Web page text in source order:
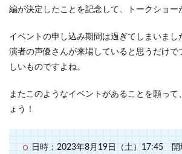
編が決定したことを記念して、トークショー
イベントの申し込み期間は過ぎてしまいまし
演者の声優さんが来場していると思うだけで
しいものですよね。
またこのようなイベントがあることを願って
ょう！
日時：2023年8月19日（土）17:45